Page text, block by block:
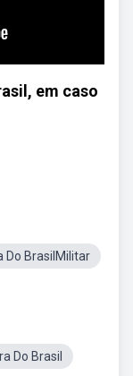
em caso
Do BrasilMilitar
Do Brasil